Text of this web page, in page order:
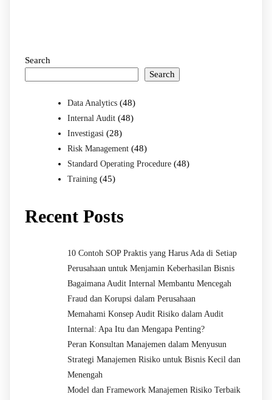
Search
Search
Data Analytics (48)
Internal Audit (48)
Investigasi (28)
Risk Management (48)
Standard Operating Procedure (48)
Training (45)
Recent Posts
10 Contoh SOP Praktis yang Harus Ada di Setiap
Perusahaan untuk Menjamin Keberhasilan Bisnis
Bagaimana Audit Internal Membantu Mencegah
Fraud dan Korupsi dalam Perusahaan
Memahami Konsep Audit Risiko dalam Audit
Internal: Apa Itu dan Mengapa Penting?
Peran Konsultan Manajemen dalam Menyusun
Strategi Manajemen Risiko untuk Bisnis Kecil dan
Menengah
Model dan Framework Manajemen Risiko Terbaik